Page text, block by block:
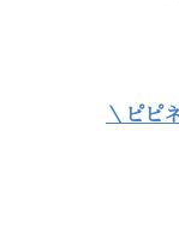
＼ピピ